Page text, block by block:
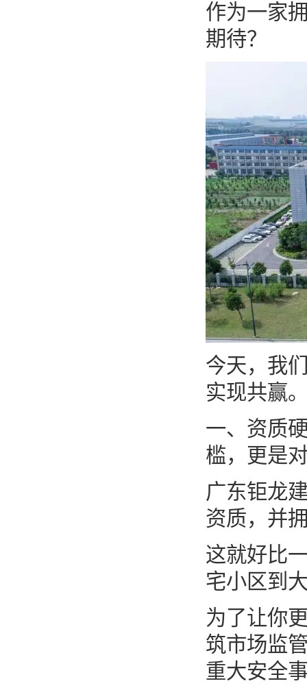
作为一家
期待？
今天，我
实现共赢
一、资质
槛，更是
广东钜龙
资质，并
这就好比
宅小区到
为了让你
筑市场监
重大安全